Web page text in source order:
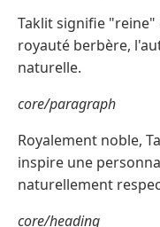
Taklit signifie "reine"
royauté berbère,
naturelle.
core/paragraph
Royalement noble,
inspire une
naturellement
core/heading